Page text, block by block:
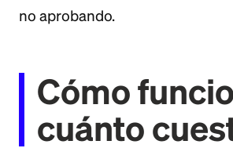
no aprobando.
Cómo
cuánto